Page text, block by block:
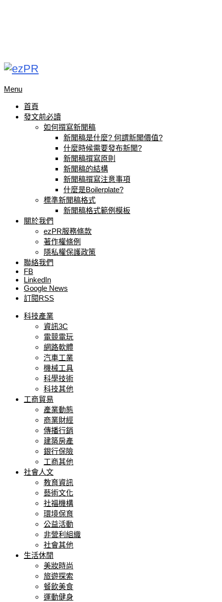
Menu
首頁
發文前必讀
如何撰寫新聞稿
新聞稿是什麼? 何謂新聞價值?
什麼時候需要發布新聞?
新聞稿撰寫原則
新聞稿的結構
新聞稿撰寫注意事項
什麼是Boilerplate?
標準新聞稿格式
新聞稿格式範例模板
關於我們
ezPR服務條款
著作權條例
隱私權保護政策
聯絡我們
FB
LinkedIn
Google News
訂閱RSS
科技產業
資訊3C
電競電玩
網路軟體
汽車工業
機械工具
科學技術
科技其他
工商貿易
產業動態
商業財經
傳播行銷
建築房產
銀行保險
工商其他
社會人文
教育資訊
藝術文化
社福機構
環境保育
公益活動
非營利組織
社會其他
生活休閒
美妝時尚
旅遊探索
餐飲美食
運動健身